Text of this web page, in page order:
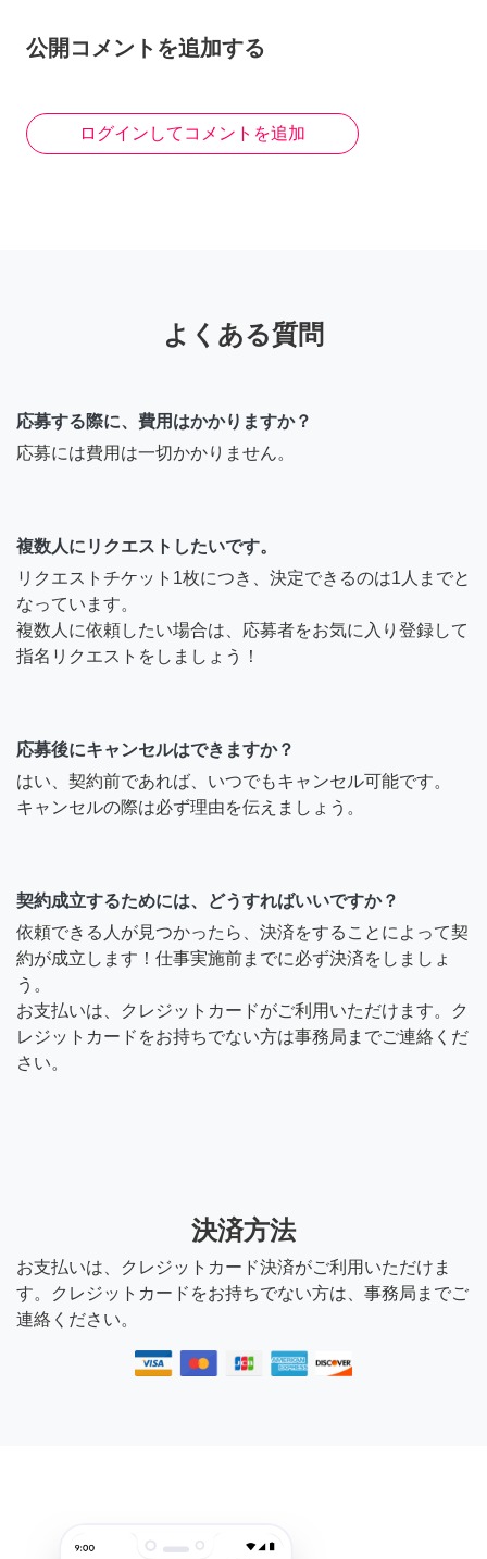
公開コメントを追加する
ログインしてコメントを追加
よくある質問
応募する際に、費用はかかりますか？
応募には費用は一切かかりません。
複数人にリクエストしたいです。
リクエストチケット1枚につき、決定できるのは1人までと
なっています。
複数人に依頼したい場合は、応募者をお気に入り登録して
指名リクエストをしましょう！
応募後にキャンセルはできますか？
はい、契約前であれば、いつでもキャンセル可能です。
キャンセルの際は必ず理由を伝えましょう。
契約成立するためには、どうすればいいですか？
依頼できる人が見つかったら、決済をすることによって契
約が成立します！仕事実施前までに必ず決済をしましょ
う。
お支払いは、クレジットカードがご利用いただけます。ク
レジットカードをお持ちでない方は事務局までご連絡くだ
さい。
決済方法
お支払いは、クレジットカード決済がご利用いただけま
す。クレジットカードをお持ちでない方は、事務局までご
連絡ください。